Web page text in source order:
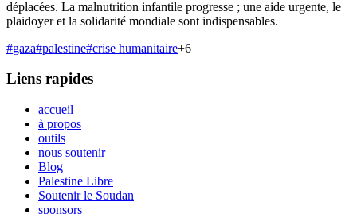
déplacées. La malnutrition infantile progresse ; une aide urgente, le
plaidoyer et la solidarité mondiale sont indispensables.
#gaza#palestine#crise humanitaire+6
Liens rapides
accueil
à propos
outils
nous soutenir
Blog
Palestine Libre
Soutenir le Soudan
sponsors